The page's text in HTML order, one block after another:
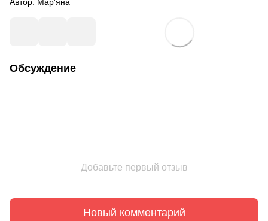
Обсуждение
Добавьте первый отзыв
Новый комментарий